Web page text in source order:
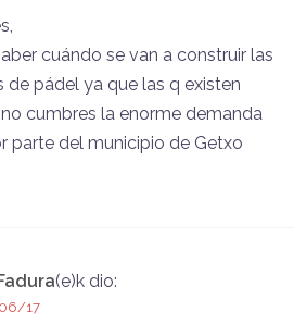
cuándo se van a construir las
de pádel ya que las q existen
cumbres la enorme demanda
parte del municipio de Getxo
(e)k dio:
17